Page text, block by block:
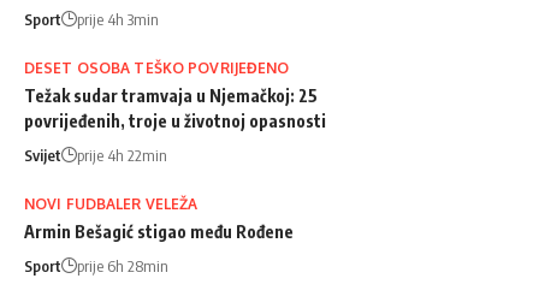
Sport prije 4h 3min
DESET OSOBA TEŠKO POVRIJEĐENO
Težak sudar tramvaja u Njemačkoj: 25
povrijeđenih, troje u životnoj opasnosti
Svijet prije 4h 22min
NOVI FUDBALER VELEŽA
Armin Bešagić stigao među Rođene
Sport prije 6h 28min